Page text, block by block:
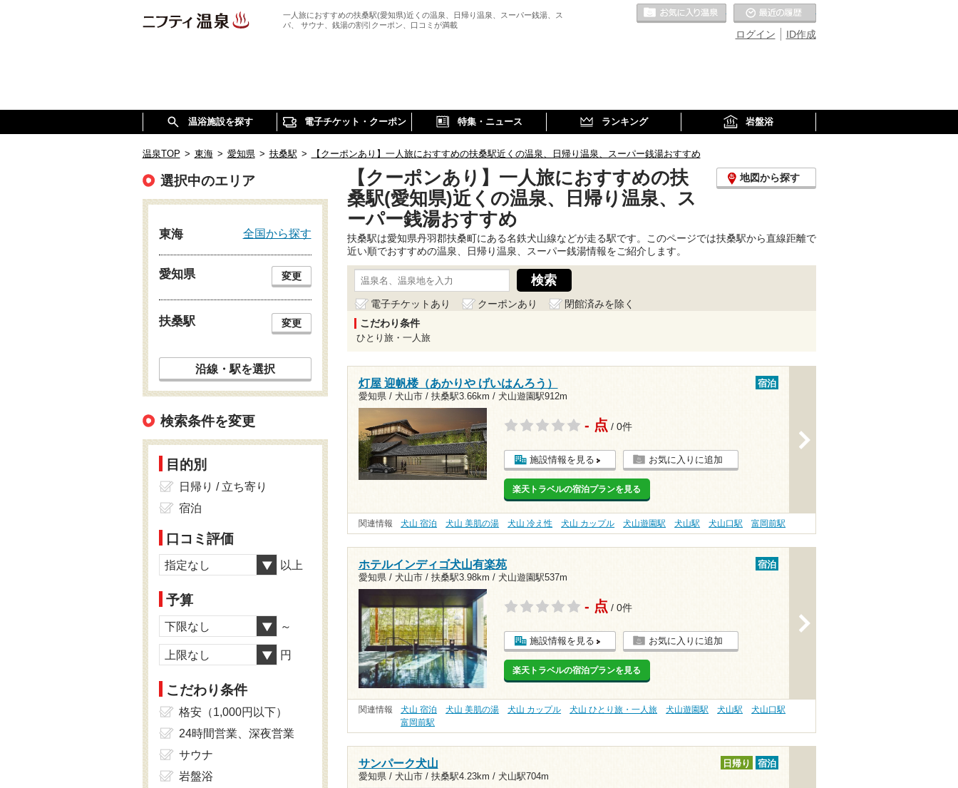
一人旅におすすめの扶桑駅(愛知県)近くの温泉、日帰り温泉、スーパー銭湯、ス
パ、 サウナ、銭湯の割引クーポン、口コミが満載
ID作成
ログイン
お気に入りの温泉
温浴施設を探す 電子チケット・クーポン 特集・ニュース ランキング 岩盤浴
温泉TOP > 東海 > 愛知県 > 扶桑駅 > 【クーポンあり】一人旅におすすめの扶桑駅近くの温泉、日帰り温泉、スーパー銭湯おすすめ
【クーポンあり】一人旅におすすめの扶
桑駅(愛知県)近くの温泉、日帰り温泉、ス
ーパー銭湯おすすめ
地図から探す
扶桑駅は愛知県丹羽郡扶桑町にある名鉄犬山線などが走る駅です。このページでは扶桑駅から直線距離で
近い順でおすすめの温泉、日帰り温泉、スーパー銭湯情報をご紹介します。
電子チケットあり クーポンあり
閉館済みを除く
こだわり条件
ひとり旅・一人旅
灯屋 迎帆楼（あかりや げいはんろう）
愛知県 / 犬山市 / 扶桑駅3.66km / 犬山遊園駅912m
宿泊
- 点 / 0件
施設情報を見る お気に入りに追加
楽天トラベルの宿泊プランを見る
関連情報 犬山 宿泊 犬山 美肌の湯 犬山 冷え性 犬山 カップル 犬山遊園駅 犬山駅 犬山口駅 富岡前駅
ホテルインディゴ犬山有楽苑
愛知県 / 犬山市 / 扶桑駅3.98km / 犬山遊園駅537m
宿泊
- 点 / 0件
施設情報を見る お気に入りに追加
楽天トラベルの宿泊プランを見る
関連情報 犬山 宿泊 犬山 美肌の湯 犬山 カップル 犬山 ひとり旅・一人旅 犬山遊園駅 犬山駅
犬山口駅
富岡前駅
サンパーク犬山
愛知県 / 犬山市 / 扶桑駅4.23km / 犬山駅704m
日帰り 宿泊
選択中のエリア
東海 全国から探す
愛知県 変更
扶桑駅 変更
沿線・駅を選択
検索条件を変更
目的別
日帰り / 立ち寄り
宿泊
口コミ評価
指定なし 以上
予算
下限なし ～
上限なし 円
こだわり条件
格安（1,000円以下）
24時間営業、深夜営業
サウナ
岩盤浴